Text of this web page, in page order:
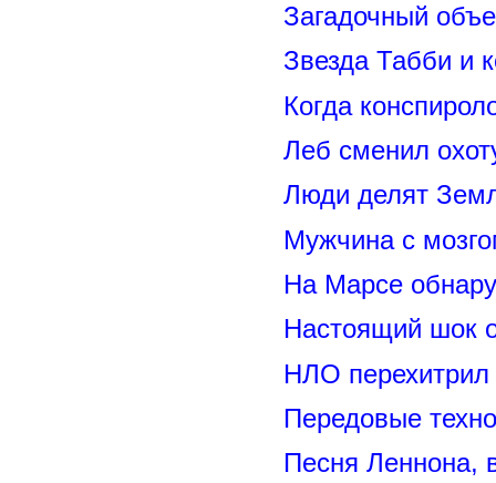
Загадочный
Звезда Табби и
Когда
Леб сменил
Люди делят
Мужчина с
На Марсе
Настоящий шок
НЛО перехитрил
Передовые
Песня Леннона,